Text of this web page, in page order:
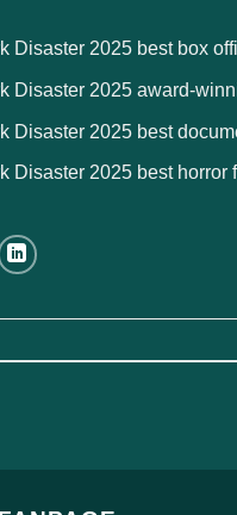
Disaster 2025 best box
Disaster 2025 award-
Disaster 2025 best
Disaster 2025 best horror